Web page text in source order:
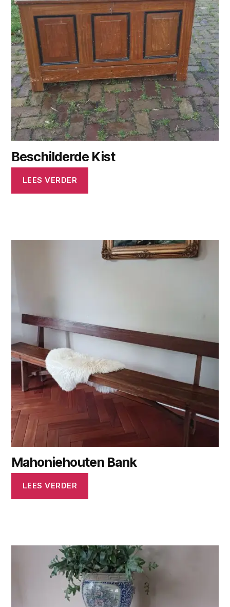
Beschilderde Kist
LEES VERDER
Mahoniehouten Bank
LEES VERDER